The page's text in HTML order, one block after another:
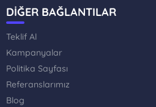
DİĞER BAĞLANTILAR
Teklif Al
Kampanyalar
Politika Sayfası
Referanslarımız
Blog